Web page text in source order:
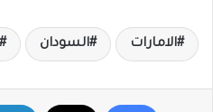
الامارات السودان